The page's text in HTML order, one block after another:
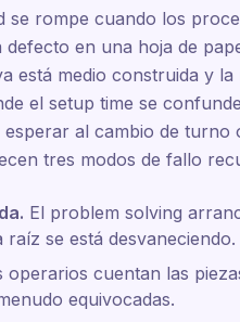
se rompe cuando los
en una hoja de
está medio construida y
el setup time se
al cambio de
tres modos de fallo
El problem solving
se está desvaneciendo.
operarios cuentan las
equivocadas.